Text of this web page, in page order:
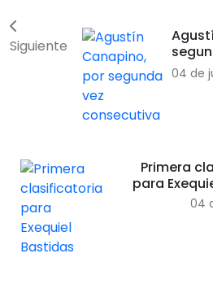
Siguiente
04 de
Primera
para
04